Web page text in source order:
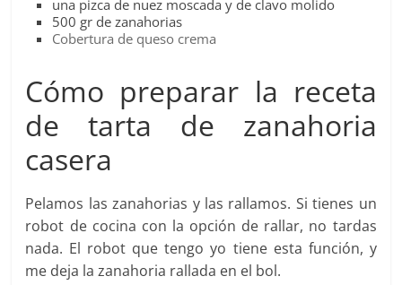
una pizca de nuez moscada y de clavo molido
500 gr de zanahorias
Cobertura de queso crema
Cómo preparar la receta
de tarta de zanahoria
casera
Pelamos las zanahorias y las rallamos. Si tienes un
robot de cocina con la opción de rallar, no tardas
nada. El robot que tengo yo tiene esta función, y
me deja la zanahoria rallada en el bol.